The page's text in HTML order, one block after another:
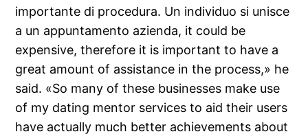
importante di procedura. Un individuo si unisce
a un appuntamento azienda, it could be
expensive, therefore it is important to have a
great amount of assistance in the process,» he
said. «So many of these businesses make use
of my dating mentor services to aid their users
have actually much better achievements about